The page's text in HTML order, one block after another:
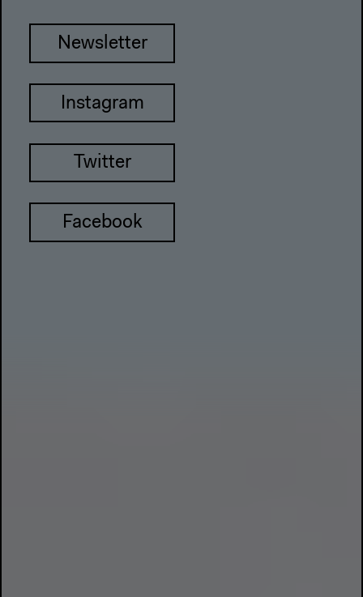
Newsletter
Instagram
Twitter
Facebook